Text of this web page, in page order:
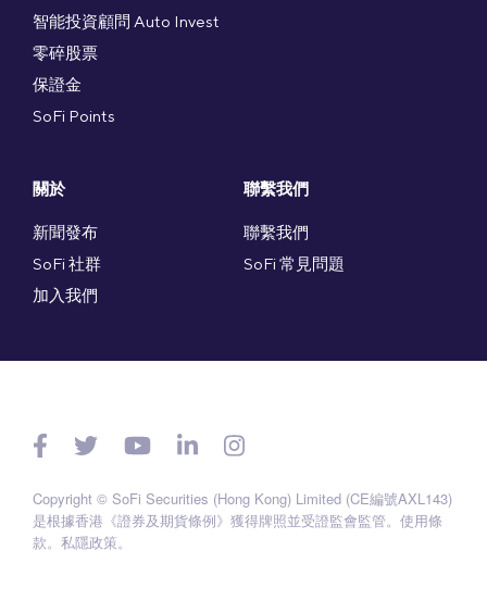
智能投資顧問 Auto Invest
零碎股票
保證金
SoFi Points
關於
新聞發布
SoFi 社群
加入我們
聯繫我們
聯繫我們
SoFi 常見問題
Copyright © SoFi Securities (Hong Kong) Limited (CE編號AXL143)
是根據香港《證券及期貨條例》獲得牌照並受證監會監管。 使用條
款。 私隱政策。